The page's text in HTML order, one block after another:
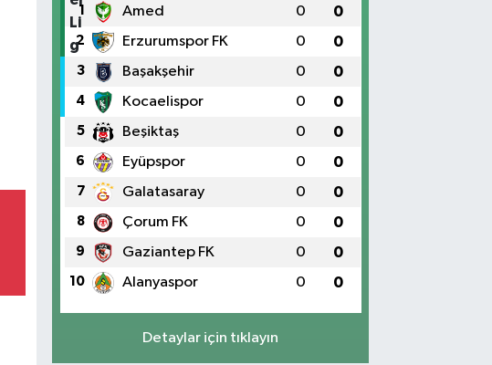
1 Amed 0 0
2 Erzurumspor FK 0 0
3 Başakşehir 0 0
4 Kocaelispor 0 0
5 Beşiktaş 0 0
6 Eyüpspor 0 0
7 Galatasaray 0 0
8 Çorum FK 0 0
9 Gaziantep FK 0 0
10 Alanyaspor 0 0
Detaylar için tıklayın